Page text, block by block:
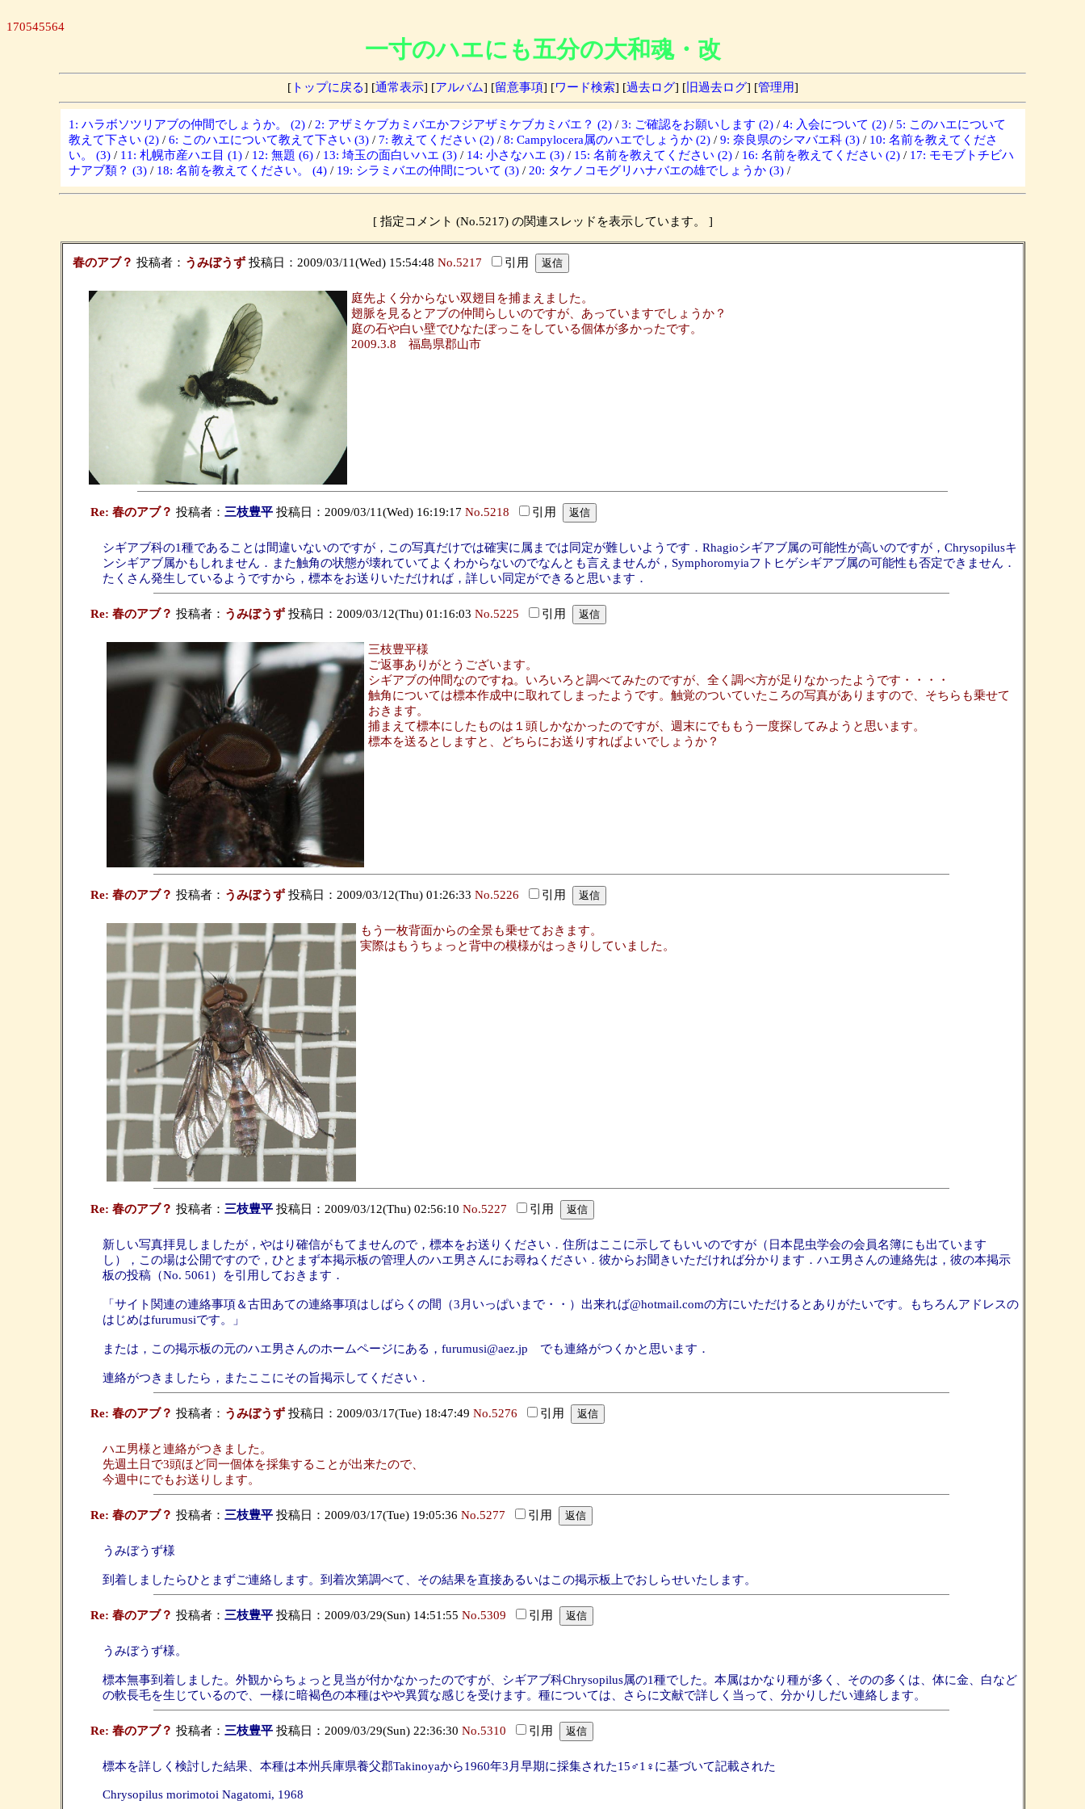
170545564
一寸のハエにも五分の大和魂・改
[トップに戻る] [通常表示] [アルバム] [留意事項] [ワード検索] [過去ログ] [旧過去ログ] [管理用]
1: ハラボソツリアブの仲間でしょうか。 (2) / 2: アザミケブカミバエかフジアザミケブカミバエ？ (2) / 3: ご確認をお願いします (2) / 4: 入会について (2) / 5: このハエについて
教えて下さい (2) / 6: このハエについて教えて下さい (3) / 7: 教えてください (2) / 8: Campylocera属のハエでしょうか (2) / 9: 奈良県のシマバエ科 (3) / 10: 名前を教えてくださ
い。 (3) / 11: 札幌市産ハエ目 (1) / 12: 無題 (6) / 13: 埼玉の面白いハエ (3) / 14: 小さなハエ (3) / 15: 名前を教えてください (2) / 16: 名前を教えてください (2) / 17: モモブトチビハ
ナアブ類？ (3) / 18: 名前を教えてください。 (4) / 19: シラミバエの仲間について (3) / 20: タケノコモグリハナバエの雄でしょうか (3) /
[ 指定コメント (No.5217) の関連スレッドを表示しています。 ]
春のアブ？ 投稿者： うみぼうず投稿日：2009/03/11(Wed) 15:54:48 No.5217 引用
庭先よく分からない双翅目を捕まえました。
翅脈を見るとアブの仲間らしいのですが、あっていますでしょうか？
庭の石や白い壁でひなたぼっこをしている個体が多かったです。
2009.3.8 福島県郡山市
Re: 春のアブ？ 投稿者： 三枝豊平投稿日：2009/03/11(Wed) 16:19:17 No.5218 引用
シギアブ科の1種であることは間違いないのですが，この写真だけでは確実に属までは同定が難しいようです．Rhagioシギアブ属の可能性が高いのですが，Chrysopilusキ
ンシギアブ属かもしれません．また触角の状態が壊れていてよくわからないのでなんとも言えませんが，Symphoromyiaフトヒゲシギアブ属の可能性も否定できません．
たくさん発生しているようですから，標本をお送りいただければ，詳しい同定ができると思います．
Re: 春のアブ？ 投稿者： うみぼうず投稿日：2009/03/12(Thu) 01:16:03 No.5225 引用
三枝豊平様
ご返事ありがとうございます。
シギアブの仲間なのですね。いろいろと調べてみたのですが、全く調べ方が足りなかったようです・・・・
触角については標本作成中に取れてしまったようです。触覚のついていたころの写真がありますので、そちらも乗せて
おきます。
捕まえて標本にしたものは１頭しかなかったのですが、週末にでももう一度探してみようと思います。
標本を送るとしますと、どちらにお送りすればよいでしょうか？
Re: 春のアブ？ 投稿者： うみぼうず投稿日：2009/03/12(Thu) 01:26:33 No.5226 引用
もう一枚背面からの全景も乗せておきます。
実際はもうちょっと背中の模様がはっきりしていました。
Re: 春のアブ？ 投稿者： 三枝豊平投稿日：2009/03/12(Thu) 02:56:10 No.5227 引用
新しい写真拝見しましたが，やはり確信がもてませんので，標本をお送りください．住所はここに示してもいいのですが（日本昆虫学会の会員名簿にも出ています
し），この場は公開ですので，ひとまず本掲示板の管理人のハエ男さんにお尋ねください．彼からお聞きいただければ分かります．ハエ男さんの連絡先は，彼の本掲示
板の投稿（No. 5061）を引用しておきます．
「サイト関連の連絡事項＆古田あての連絡事項はしばらくの間（3月いっぱいまで・・）出来れば@hotmail.comの方にいただけるとありがたいです。もちろんアドレスの
はじめはfurumusiです。」
または，この掲示板の元のハエ男さんのホームページにある，furumusi@aez.jp でも連絡がつくかと思います．
連絡がつきましたら，またここにその旨掲示してください．
Re: 春のアブ？ 投稿者： うみぼうず投稿日：2009/03/17(Tue) 18:47:49 No.5276 引用
ハエ男様と連絡がつきました。
先週土日で3頭ほど同一個体を採集することが出来たので、
今週中にでもお送りします。
Re: 春のアブ？ 投稿者： 三枝豊平投稿日：2009/03/17(Tue) 19:05:36 No.5277 引用
うみぼうず様
到着しましたらひとまずご連絡します。到着次第調べて、その結果を直接あるいはこの掲示板上でおしらせいたします。
Re: 春のアブ？ 投稿者： 三枝豊平投稿日：2009/03/29(Sun) 14:51:55 No.5309 引用
うみぼうず様。
標本無事到着しました。外観からちょっと見当が付かなかったのですが、シギアブ科Chrysopilus属の1種でした。本属はかなり種が多く、そのの多くは、体に金、白など
の軟長毛を生じているので、一様に暗褐色の本種はやや異質な感じを受けます。種については、さらに文献で詳しく当って、分かりしだい連絡します。
Re: 春のアブ？ 投稿者： 三枝豊平投稿日：2009/03/29(Sun) 22:36:30 No.5310 引用
標本を詳しく検討した結果、本種は本州兵庫県養父郡Takinoyaから1960年3月早期に採集された15♂1♀に基づいて記載された
Chrysopilus morimotoi Nagatomi, 1968